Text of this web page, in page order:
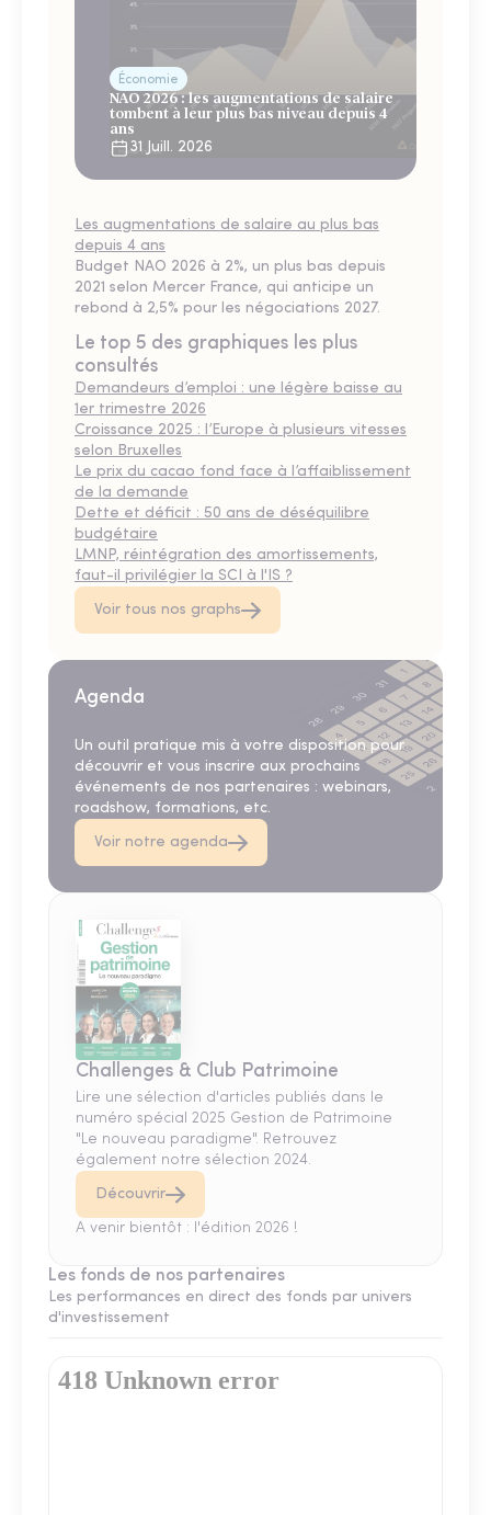
Économie
NAO 2026 : les augmentations de salaire
tombent à leur plus bas niveau depuis 4
ans
31 Juill. 2026
Les augmentations de salaire au plus bas
depuis 4 ans
Budget NAO 2026 à 2%, un plus bas depuis
2021 selon Mercer France, qui anticipe un
rebond à 2,5% pour les négociations 2027.
Le top 5 des graphiques les plus
consultés
Demandeurs d’emploi : une légère baisse au
1er trimestre 2026
Croissance 2025 : l’Europe à plusieurs vitesses
selon Bruxelles
Le prix du cacao fond face à l’affaiblissement
de la demande
Dette et déficit : 50 ans de déséquilibre
budgétaire
LMNP, réintégration des amortissements,
faut-il privilégier la SCI à l'IS ?
Voir tous nos graphs
Agenda
Un outil pratique mis à votre disposition pour
découvrir et vous inscrire aux prochains
événements de nos partenaires : webinars,
roadshow, formations, etc.
Voir notre agenda
Challenges & Club Patrimoine
Lire une sélection d'articles publiés dans le
numéro spécial 2025 Gestion de Patrimoine
"Le nouveau paradigme". Retrouvez
également notre sélection 2024.
Découvrir
A venir bientôt : l'édition 2026 !
Les fonds de nos partenaires
Les performances en direct des fonds par univers
d'investissement